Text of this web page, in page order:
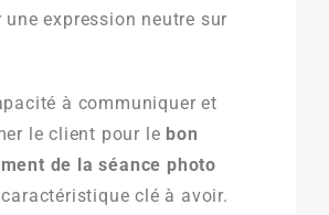
expression neutre sur
à communiquer et
le client pour le bon
de la séance photo
clé à avoir.